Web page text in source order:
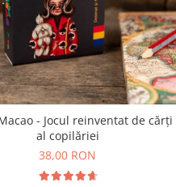
- Jocul reinventat de cărți
al copilăriei
38,00 RON